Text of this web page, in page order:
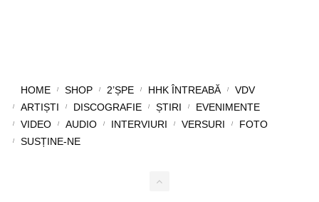
HOME SHOP 2’ȘPE HHK ÎNTREABĂ
VDV
ARTIȘTI
DISCOGRAFIE ȘTIRI
EVENIMENTE
VIDEO
AUDIO INTERVIURI VERSURI
FOTO
SUSȚINE-NE